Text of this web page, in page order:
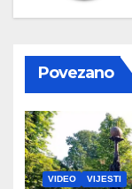
Povezano
VIDEO VIJESTI